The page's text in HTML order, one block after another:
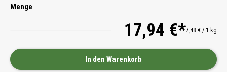
Menge
17,94 €*7,48 € / 1 kg
In den Warenkorb